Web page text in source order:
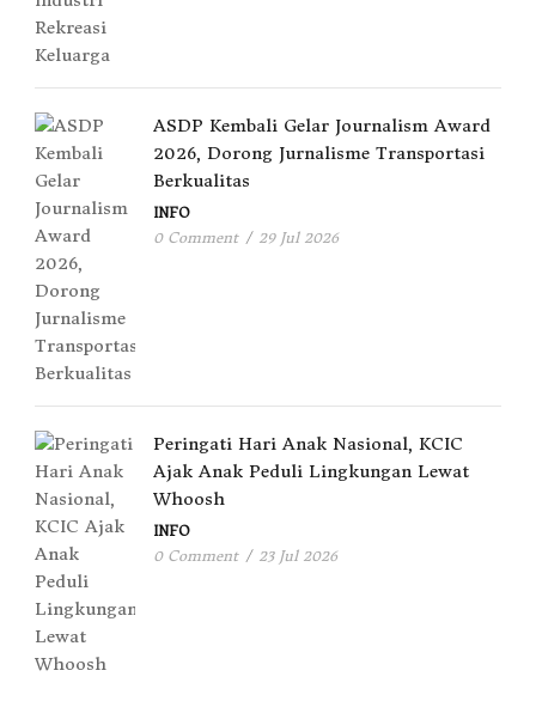
ASDP Kembali Gelar Journalism Award
2026, Dorong Jurnalisme Transportasi
Berkualitas
INFO
0 Comment / 29 Jul 2026
Peringati Hari Anak Nasional, KCIC
Ajak Anak Peduli Lingkungan Lewat
Whoosh
INFO
0 Comment / 23 Jul 2026